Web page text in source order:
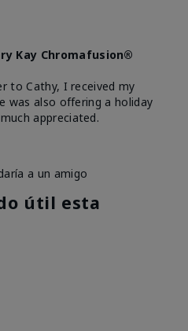
Kay Chromafusion®
to Cathy, I received my
was also offering a holiday
appreciated.
a un amigo
útil esta